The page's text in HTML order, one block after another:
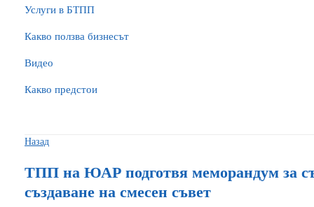
Услуги в БТПП
Какво ползва бизнесът
Видео
Какво предстои
Назад
ТПП на ЮАР подготвя меморандум за
създаване на смесен съвет